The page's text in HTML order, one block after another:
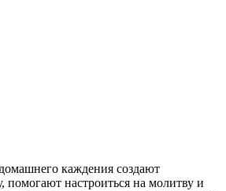
каждения создают
помогают настроиться на молитву и